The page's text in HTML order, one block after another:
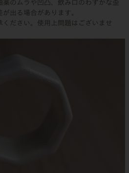
のムラや凹凸、飲み口のわずかな歪
出る場合があります。
ださい。使用上問題はございませ